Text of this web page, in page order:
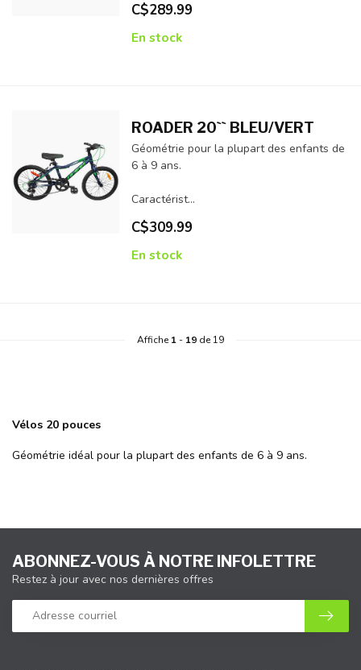
C$289.99
En stock
ROADER 20`` BLEU/VERT
Géométrie pour la plupart des enfants de
6 à 9 ans.
Caractérist...
C$309.99
En stock
Affiche 1 - 19 de 19
Vélos 20 pouces
Géométrie idéal pour la plupart des enfants de 6 à 9 ans.
ABONNEZ-VOUS À NOTRE INFOLETTRE
Restez à jour avec nos dernières offres